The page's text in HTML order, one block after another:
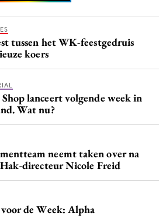
tussen het WK-feestgedruis
koers
lanceert volgende week in
Wat nu?
neemt taken over na
directeur Nicole Freid
de Week: Alpha